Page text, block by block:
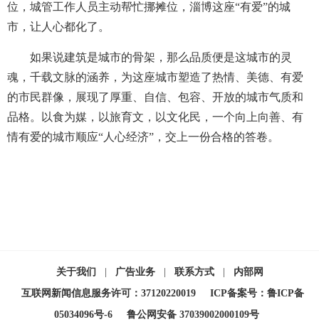
位，城管工作人员主动帮忙挪摊位，淄博这座“有爱”的城
市，让人心都化了。
如果说建筑是城市的骨架，那么品质便是这城市的灵
魂，千载文脉的涵养，为这座城市塑造了热情、美德、有爱
的市民群像，展现了厚重、自信、包容、开放的城市气质和
品格。以食为媒，以旅育文，以文化民，一个向上向善、有
情有爱的城市顺应“人心经济”，交上一份合格的答卷。
关于我们 广告业务 联系方式
内部网
互联网新闻信息服务许可：37120220019
ICP备案号：鲁ICP备
05034096号-6
鲁公网安备 37039002000109号